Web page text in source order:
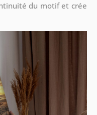
du motif et crée